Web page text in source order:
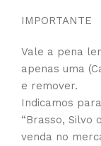
IMPORTANTE
Vale a pena
apenas uma
e remover.
Indicamos
“Brasso, Silvo
venda no